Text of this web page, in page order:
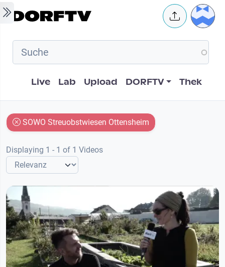
Skip to main content User
Hauptnavigation
Live Lab Upload DORFTV Thek
SOWO Streuobstwiesen Ottensheim
Displaying 1 - 1 of 1 Videos